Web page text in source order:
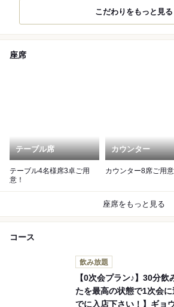
こだわりをもっと見る
座席
テーブル席
テーブル4名様席3卓ご用
意！
カウンター
カウンター8席ご用意
座席をもっと見る
コース
飲み放題
【0次会プラン♪】30分
たを最高の状態で1次会
でに入店下さい！】ギョ